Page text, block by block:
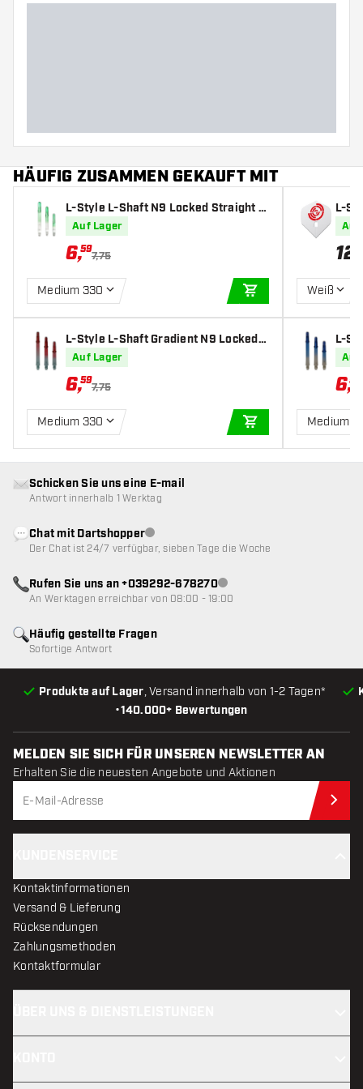
HÄUFIG ZUSAMMEN GEKAUFT MIT
L-Style L-Shaft N9 Locked Straight F
orest Green - Dart Shafts
Auf Lager
6,59
7,75
Medium 330
IN DEN
L-Style L-Shaft Gradient N9 Locked S
traight Black & Red - Dart Shafts
Auf Lager
6,59
7,75
Medium 330
IN DEN
L-
Auf
12
Weiß
L-
Auf
6,59
Medium
•140.000+ Bewertungen
Produkte auf Lager, Versand innerhalb von 1-2 Tagen*
Häufig gestellte Fragen
Sofortige Antwort
Schicken Sie uns eine E-mail
Antwort innerhalb 1 Werktag
Chat mit DartshopperKundenservice nicht verfügbar
Der Chat ist 24/7 verfügbar, sieben Tage die Woche
Rufen Sie uns an +039292-678270Kundenservice nicht
An Werktagen erreichbar von 08:00 - 19:00
MELDEN SIE SICH FÜR UNSEREN NEWSLETTER AN
Erhalten Sie die neuesten Angebote und Aktionen
Kontaktinformationen
Versand & Lieferung
Rücksendungen
Zahlungsmethoden
Kontaktformular